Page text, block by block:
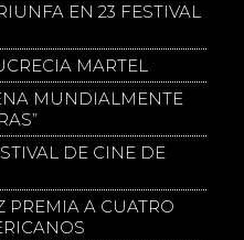
EN 23 FESTIVAL
MARTEL
MUNDIALMENTE
DE CINE DE
PREMIA A CUATRO